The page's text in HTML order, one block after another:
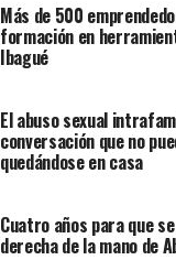
Más de 500
formación en
Ibagué
El abuso sexual
conversación que no
quedándose en casa
Cuatro años para que
derecha de la mano de